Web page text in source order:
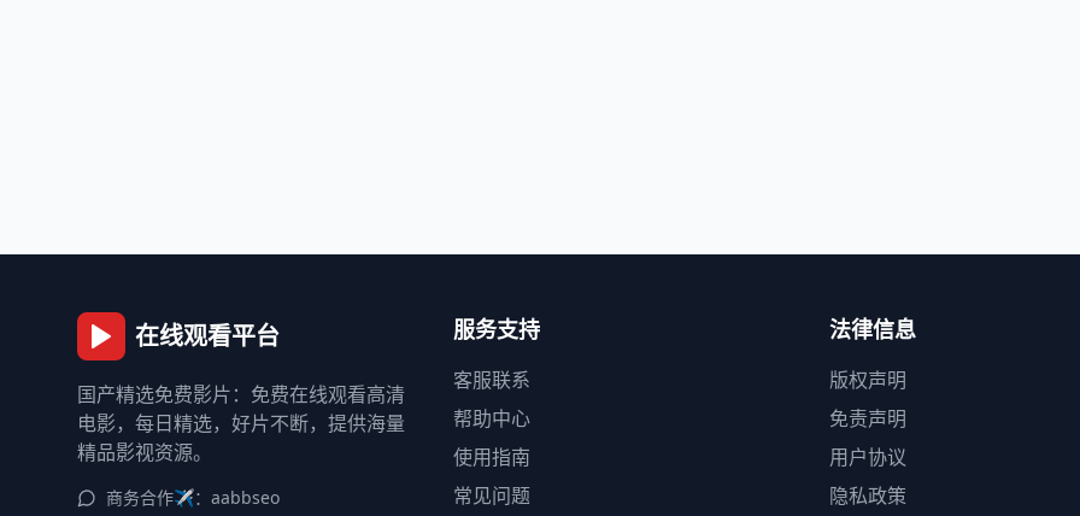
在线观看平台
国产精选免费影片：免费在线观看高清
电影，每日精选，好片不断，提供海量
精品影视资源。
商务合作✈️：aabbseo
服务支持
客服联系
帮助中心
使用指南
常见问题
法律信息
版权声明
免责声明
用户协议
隐私政策